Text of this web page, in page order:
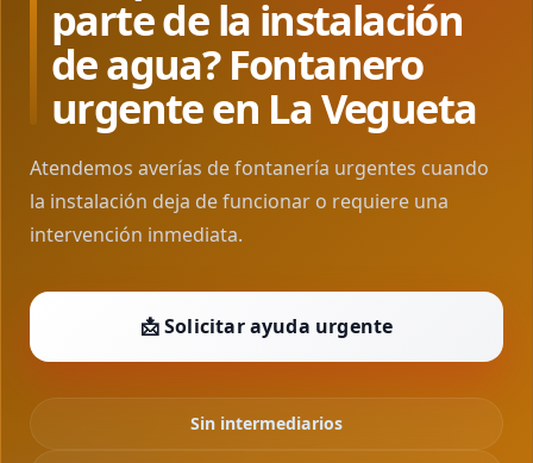
parte de la instalación
de agua? Fontanero
urgente en La Vegueta
Atendemos averías de fontanería urgentes cuando
la instalación deja de funcionar o requiere una
intervención inmediata.
📩 Solicitar ayuda urgente
Sin intermediarios